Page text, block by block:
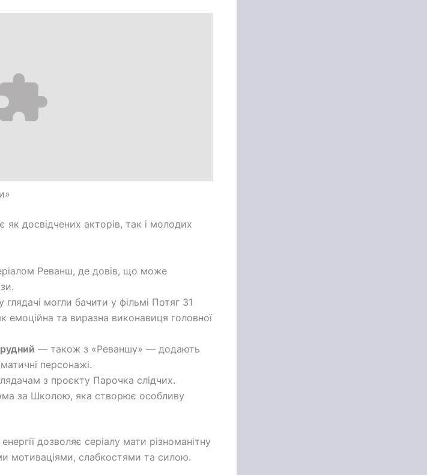
як досвідчених акторів, так і молодих
Реванш, де довів, що може
могли бачити у фільмі Потяг 31
емоційна та виразна виконавиця головної
— також з «Реваншу» — додають
персонажі.
з проєкту Парочка слідчих.
за Школою, яка створює особливу
дозволяє серіалу мати різноманітну
мотиваціями, слабкостями та силою.